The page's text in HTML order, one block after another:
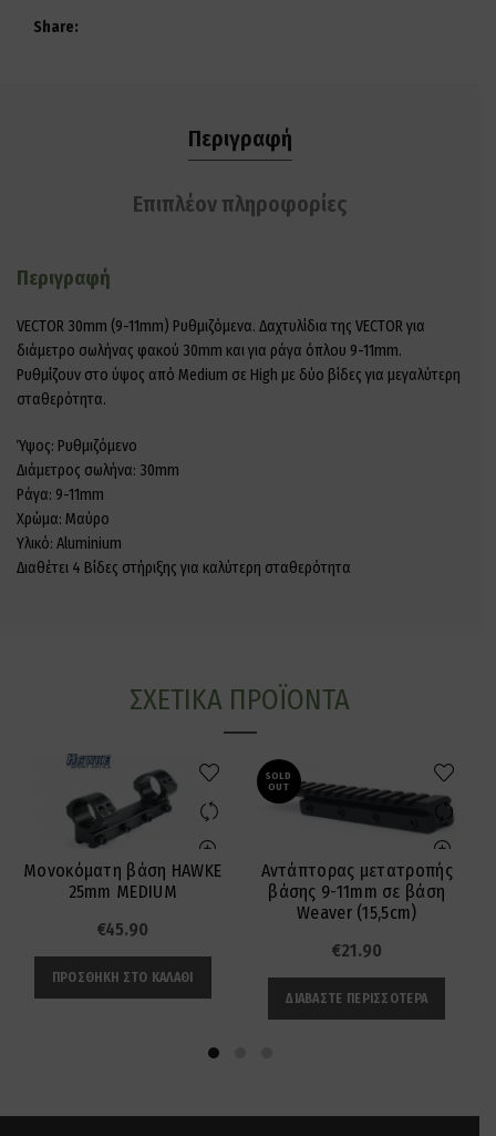
Share
Περιγραφή
Επιπλέον πληροφορίες
Περιγραφή
VECTOR 30mm (9-11mm) Ρυθμιζόμενα. Δαχτυλίδια της VECTOR για
διάμετρο σωλήνας φακού 30mm και για ράγα όπλου 9-11mm.
Ρυθμίζουν στο ύψος από Medium σε High με δύο βίδες για μεγαλύτερη
σταθερότητα.
Ύψος: Ρυθμιζόμενο
Διάμετρος σωλήνα: 30mm
Ράγα: 9-11mm
Χρώμα: Μαύρο
Υλικό: Aluminium
Διαθέτει 4 Βίδες στήριξης για καλύτερη σταθερότητα
ΣΧΕΤΙΚΆ ΠΡΟΪΌΝΤΑ
Μονοκόματη βάση HAWKE
25mm MEDIUM
€45.90
ΠΡΟΣΘΉΚΗ ΣΤΟ ΚΑΛΆΘΙ
SOLD
OUT
Αντάπτορας μετατροπής
βάσης 9-11mm σε βάση
Weaver (15,5cm)
€21.90
ΔΙΑΒΆΣΤΕ ΠΕΡΙΣΣΌΤΕΡΑ